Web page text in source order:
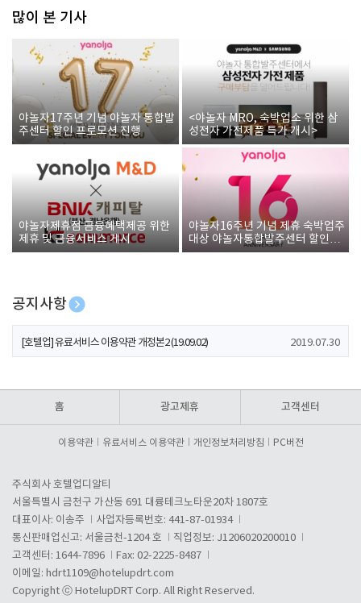
많이 본 기사
야놀자17주년 기념 야놀자 통합발
주센터 할인 프로모션 진행
<야놀자 MRO, 숙박업소 위한 삼
성전자 가전제품 특가 개시>
야놀자제휴점 금융혜택제공 위한
제휴 및 금융서비스 게시
야놀자16주년 기념 제휴 숙박업주
대상 야놀자통합발주센터 할인쿠
폰 증정
공지사항
[호텔업] 개인정보 처리방침 개정본1 (19.09.02)
[호텔업] 유료서비스 이용약관 개정본2 (19.09.02) 2019.07.30
홈 광고제휴 고객센터
이용약관 유료서비스 이용약관 개인정보처리방침 PC버전
주식회사 호텔업디알티
서울특별시 금천구 가산동 691 대륭테크노타운20차 1807호
대표이사: 이송주
사업자등록번호: 441-87-01934
통신판매업신고: 서울금천-1204 호
직업정보: J1206020200010
고객센터: 1644-7896
Fax: 02-2225-8487
이메일: hdrt1109@hotelupdrt.com
Copyright ⓒ HotelupDRT Corp. All Right Reserved.